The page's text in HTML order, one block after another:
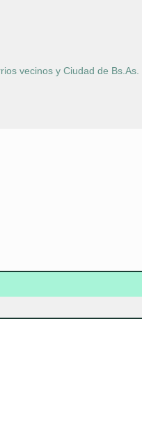
vecinos y Ciudad de